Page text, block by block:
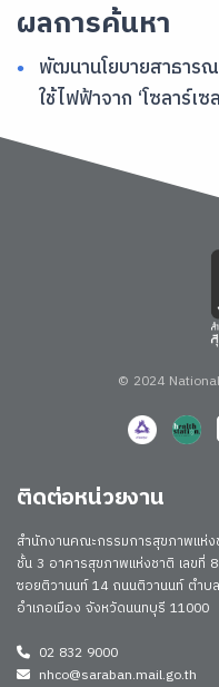
ผลการค้นหา
พัฒนานโยบายสาธาร
ใช้ไฟฟ้าจาก ‘โซลาร์เซ
© 2024
ติดต่อหน่วยงาน
สำนักงานคณะกรรมการสุขภาพแห่ง
ชั้น 3 อาคารสุขภาพแห่งชาติ เลขที่
ซอยติวานนท์ 14 ถนนติวานนท์ ตำ
อำเภอเมือง จังหวัดนนทบุรี 11000
02 832 9000
nhco@saraban.mail.go.th